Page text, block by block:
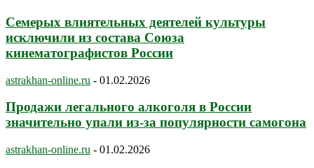
Семерых влиятельных деятелей культуры
исключили из состава Союза
кинематографистов России
astrakhan-online.ru - 01.02.2026
Продажи легального алкоголя в России
значительно упали из-за популярности самогона
astrakhan-online.ru - 01.02.2026